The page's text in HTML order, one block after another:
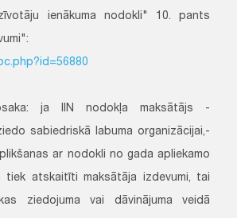
ienākuma nodokli" 10. pants
ja IIN nodokļa maksātājs -
sabiedriskā labuma organizācijai,-
ar nodokli no gada apliekamo
tiek atskaitīti maksātāja izdevumi, tai
ziedojuma vai dāvinājuma veidā